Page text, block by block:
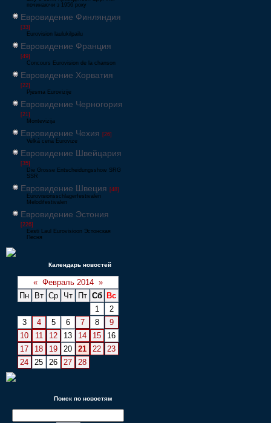
починаючи з 1956 року
Евровидение Финляндия
[33]
Eurovision laulukilpailu
Евровидение Франция
[49]
Concours Eurovision de la chanson
Евровидение Хорватия
[22]
Pjesma Eurovizije
Евровидение Черногория
[21]
Montevizija
Евровидение Чехия [26]
Velká cena Eurovize
Евровидение Швейцария
[35]
Die Grosse Entscheidungsshow SRG
SSR
Евровидение Швеция [48]
Eurovisionsschlagerfestivalen
Melodifestivalen
Евровидение Эстония
[226]
Eesti Laul Eurovisioon Эстонская
Песня
Календарь новостей
« Февраль 2014 »
Пн
Вт Ср Чт Пт Сб
Вс
1
2
3
4 5 6 7 8
9
10
11 12 13 14 15
16
17
18 19 20 21 22
23
24
25 26 27 28
Поиск по новостям